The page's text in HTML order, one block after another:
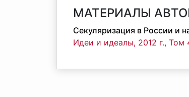
МАТЕРИАЛЫ
Секуляризация в России и
Идеи и идеалы, 2012 г., Том